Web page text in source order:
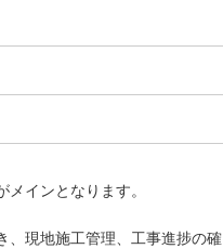
インとなります。
、現地施工管理、工事進捗の確